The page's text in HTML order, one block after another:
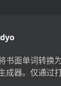
书面单词转换
成器。仅通过